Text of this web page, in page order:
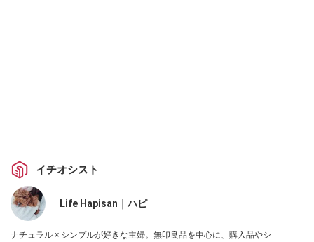
イチオシスト
Life Hapisan｜ハピ
ナチュラル × シンプルが好きな主婦。無印良品を中心に、購入品やシ